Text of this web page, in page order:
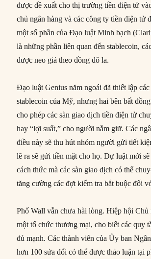
được đề xuất cho thị trường tiền điện tử
chủ ngân hàng và các công ty tiền điện tử
một số phần của Đạo luật Minh bạch
là những phần liên quan đến stablecoin,
được neo giá theo đồng đô la.
Đạo luật Genius năm ngoái đã thiết lập
stablecoin của Mỹ, nhưng hai bên bất
cho phép các sàn giao dịch tiền điện tử
hay “lợi suất,” cho người nắm giữ. Các
điều này sẽ thu hút nhóm người gửi tiết
lẽ ra sẽ gửi tiền mặt cho họ. Dự luật mới sẽ
cách thức mà các sàn giao dịch có thể
tăng cường các đợt kiểm tra bắt buộc đối
Phố Wall vẫn chưa hài lòng. Hiệp hội Chủ
một tổ chức thương mại, cho biết các quy
đủ mạnh. Các thành viên của Ủy ban
hơn 100 sửa đổi có thể được thảo luận tại